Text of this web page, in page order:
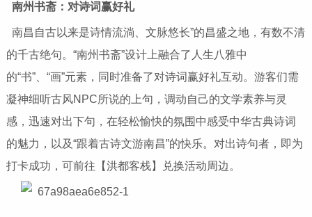
南州书斋： 对诗词赢好礼
南昌自古以来是诗情流淌、文脉悠长”的昌盛之地，有数不清
的千古绝句。“南州书斋”设计上融合了人生八雅中
的“书”、“画”元素，同时准备了对诗词赢好礼互动。游客们需
凝神细听古风NPC所说的上句，调动自己的文学素养与灵
感，迅速对出下句，在轻松愉快的氛围中感受中华古典诗词
的魅力，以及“跟着古诗文游南昌”的快乐。对出诗句者，即为
打卡成功，可前往【洪都客栈】兑换活动周边。